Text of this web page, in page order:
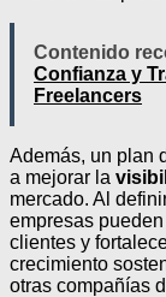
Contenido
Confianza y
Freelancers
Además, un plan
a mejorar la
mercado. Al
empresas
clientes y
crecimiento
otras compañías